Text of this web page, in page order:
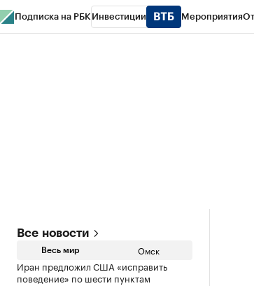
Подписка на РБК Инвестиции Мероприятия
Все новости
Весь мир Омск
Иран предложил США «исправить
поведение» по шести пунктам